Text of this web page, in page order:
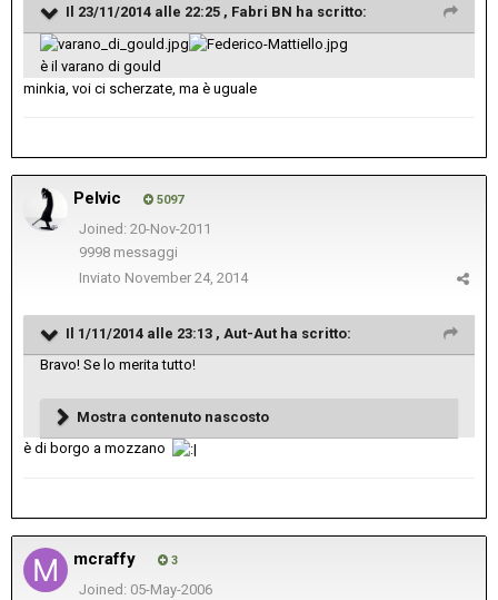
Il 23/11/2014 alle 22:25 , Fabri BN ha scritto:
è il varano di gould
minkia, voi ci scherzate, ma è uguale
Pelvic 5097
Joined: 20-Nov-2011
9998 messaggi
Inviato November 24, 2014
Il 1/11/2014 alle 23:13 , Aut-Aut ha scritto:
Bravo! Se lo merita tutto!
Mostra contenuto nascosto
è di borgo a mozzano
mcraffy 3
Joined: 05-May-2006